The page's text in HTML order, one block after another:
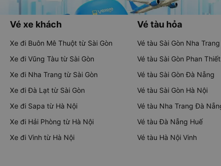
Vé xe khách
Xe đi Buôn Mê Thuột từ Sài Gòn
Xe đi Vũng Tàu từ Sài Gòn
Xe đi Nha Trang từ Sài Gòn
Xe đi Đà Lạt từ Sài Gòn
Xe đi Sapa từ Hà Nội
Xe đi Hải Phòng từ Hà Nội
Xe đi Vinh từ Hà Nội
Vé tàu hỏa
Vé tàu Sài Gòn Nha Trang
Vé tàu Sài Gòn Phan Thiết
Vé tàu Sài Gòn Đà Nẵng
Vé tàu Sài Gòn Hà Nội
Vé tàu Nha Trang Đà
Vé tàu Đà Nẵng Huế
Vé tàu Hà Nội Vinh